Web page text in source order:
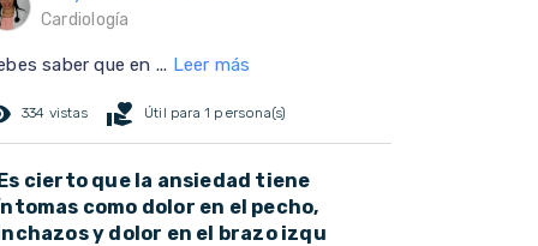
Cardiología
saber que en ... Leer más
334 vistas volunteer_activism Útil para 1 persona(s)
cierto que la ansiedad tiene
como dolor en el pecho,
y dolor en el brazo izqu